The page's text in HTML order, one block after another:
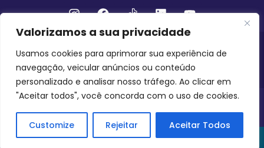
Valorizamos a sua privacidade
Usamos cookies para aprimorar sua experiência de
navegação, veicular anúncios ou conteúdo
personalizado e analisar nosso tráfego. Ao clicar em
"Aceitar todos", você concorda com o uso de cookies.
Customize Rejeitar Aceitar Todos
Institucional
QUEM SOMOS FALE CONOSCO
INVEST AMAZÔNIA BRASIL
COPYRIGHT 2024 - 2026